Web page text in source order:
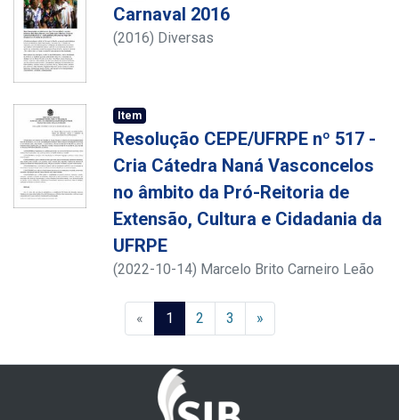
Carnaval 2016
(2016) Diversas
Item
Resolução CEPE/UFRPE nº 517 -
Cria Cátedra Naná Vasconcelos
no âmbito da Pró-Reitoria de
Extensão, Cultura e Cidadania da
UFRPE
(2022-10-14) Marcelo Brito Carneiro Leão
« 1 (current)
2 3 »